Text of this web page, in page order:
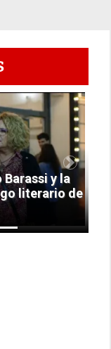
Barassi y la
literario de
Next